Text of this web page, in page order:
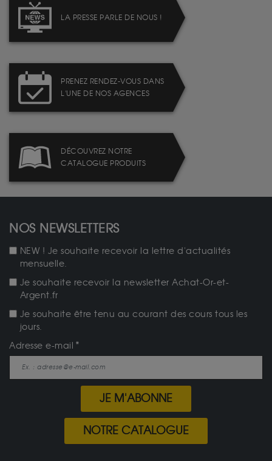
LA PRESSE PARLE DE NOUS !
PRENEZ RENDEZ-VOUS DANS
L'UNE DE NOS AGENCES
DÉCOUVREZ NOTRE
CATALOGUE PRODUITS
NOS NEWSLETTERS
NEW ! Je souhaite recevoir la lettre d'actualités
mensuelle.
Je souhaite recevoir la newsletter Achat-Or-et-
Argent.fr
Je souhaite être tenu au courant des cours tous les
jours.
Adresse e-mail
JE M'ABONNE
NOTRE CATALOGUE